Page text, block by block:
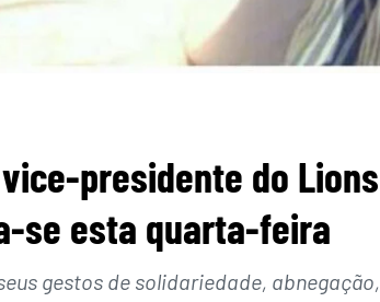
presidente do Lions
se esta quarta-feira
gestos de solidariedade, abnegação,